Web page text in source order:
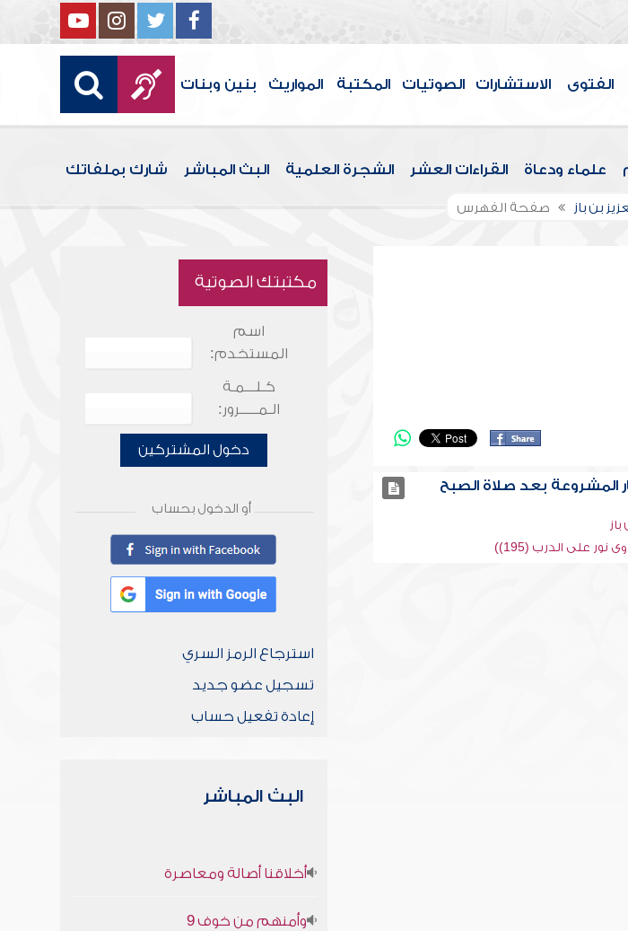
الفتوى الاستشارات الصوتيات المكتبة المواريث بنين وبنات
علماء ودعاة القراءات العشر الشجرة العلمية البث المباشر شارك بملفاتك
بن باز صفحة الفهرس
المشروعة بعد صلاة الصبح
على الدرب (195))
مكتبتك الصوتية
اسم
المستخدم:
كـلـــمـة
الـمـــــرور:
دخول المشتركين
أو الدخول بحساب
استرجاع الرمز السري
تسجيل عضو جديد
إعادة تفعيل حساب
البث المباشر
أخلاقنا أصالة ومعاصرة
وأمنهم من خوف 9